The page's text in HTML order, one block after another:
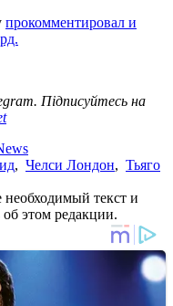
прокомментировал и
Підписуйтесь на
, Челси Лондон, Тьяго
текст и
этом редакции.